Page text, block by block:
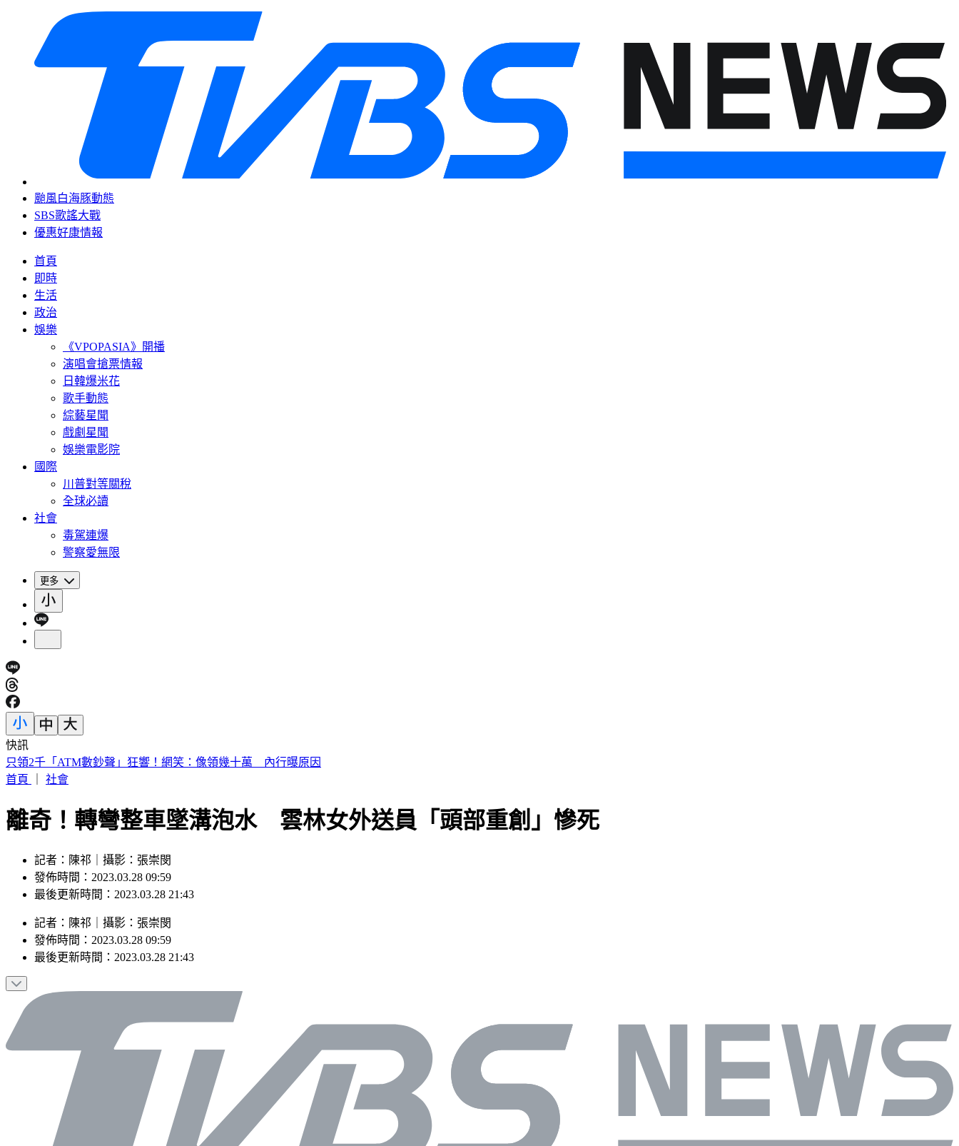
颱風白海豚動態
SBS歌謠大戰
優惠好康情報
首頁
即時
生活
政治
娛樂
《VPOPASIA》開播
演唱會搶票情報
日韓爆米花
歌手動態
綜藝星聞
戲劇星聞
娛樂電影院
國際
川普對等關稅
全球必讀
社會
毒駕連爆
警察愛無限
更多
快訊
只領2千「ATM數鈔聲」狂響！網笑：像領幾十萬 內行曝原因
首頁
社會
離奇！轉彎整車墜溝泡水 雲林女外送員「頭部重創」慘死
記者：陳祁｜攝影：張崇閔
發佈時間：2023.03.28 09:59
最後更新時間：2023.03.28 21:43
記者 ： 陳祁 攝影 ： 張崇閔
發佈時間： 2023.03.28 09:59
最後更新時間： 2023.03.28 21:43